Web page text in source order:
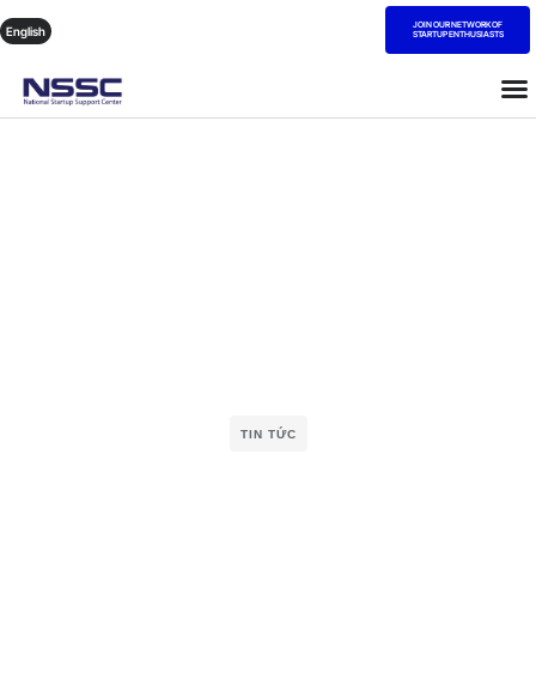
English
JOIN OUR NETWORK OF
STARTUP ENTHUSIASTS
TIN TỨC